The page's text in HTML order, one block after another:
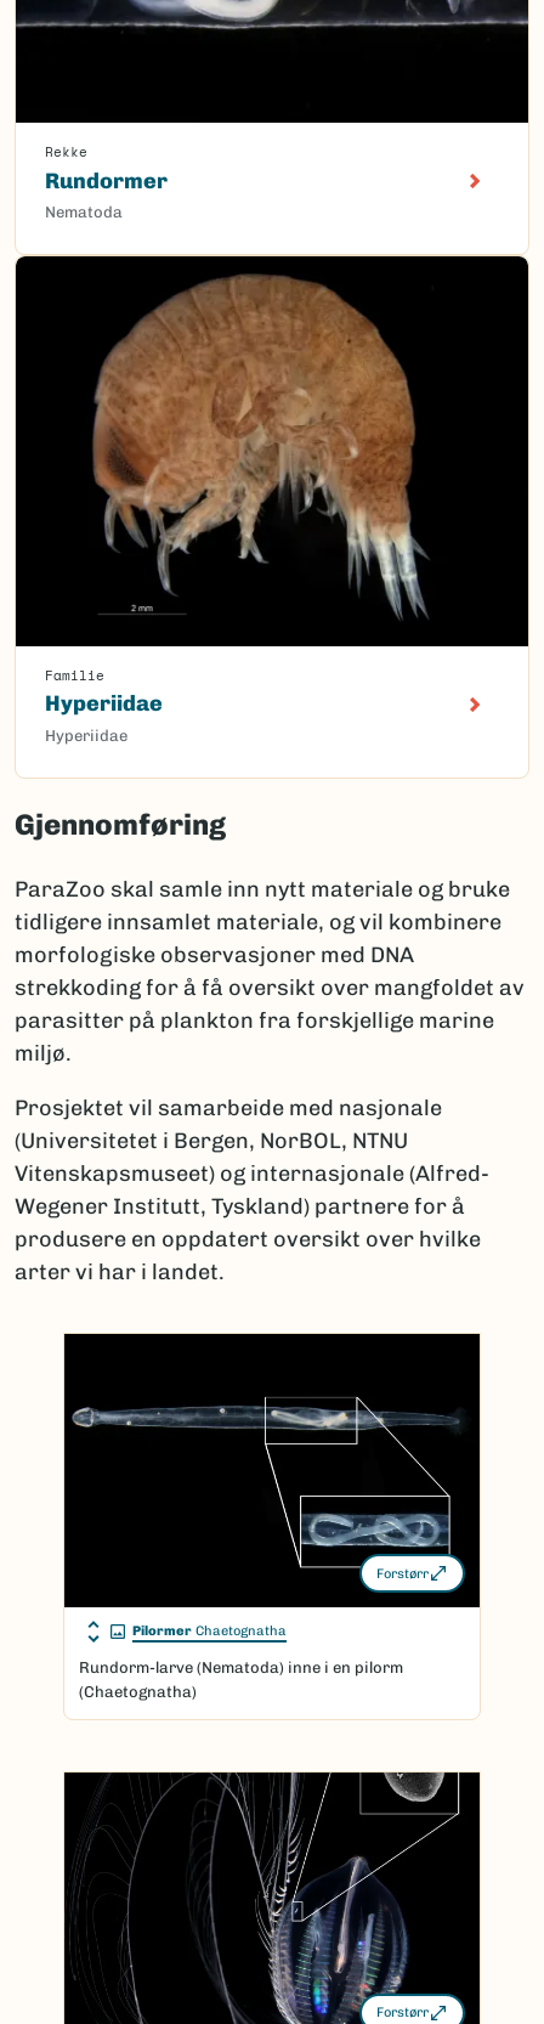
Rekke
Rundormer
Nematoda
Familie
Hyperiidae
Hyperiidae
Gjennomføring
ParaZoo skal samle inn nytt materiale og bruke
tidligere innsamlet materiale, og vil kombinere
morfologiske observasjoner med DNA
strekkoding for å få oversikt over mangfoldet av
parasitter på plankton fra forskjellige marine
miljø.
Prosjektet vil samarbeide med nasjonale
(Universitetet i Bergen, NorBOL, NTNU
Vitenskapsmuseet) og internasjonale (Alfred-
Wegener Institutt, Tyskland) partnere for å
produsere en oppdatert oversikt over hvilke
arter vi har i landet.
Forstørr
Pilormer Chaetognatha
Rundorm-larve (Nematoda) inne i en pilorm
(Chaetognatha)
Forstørr